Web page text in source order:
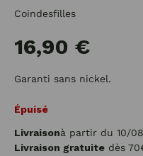
Coindesfilles
16,90 €
Garanti sans nickel.
Épuisé
Livraisonà partir du 10/08
Livraison gratuite dès